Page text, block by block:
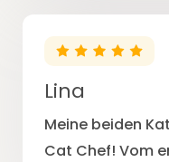
Lina
Meine beiden
Cat Chef! Vom